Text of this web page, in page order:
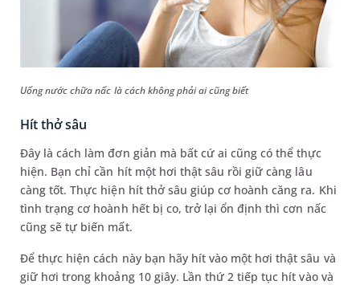
Uống nước chữa nấc là cách không phải ai cũng biết
Hít thở sâu
Đây là cách làm đơn giản mà bất cứ ai cũng có thể thực
hiện. Bạn chỉ cần hít một hơi thật sâu rồi giữ càng lâu
càng tốt. Thực hiện hít thở sâu giúp cơ hoành căng ra. Khi
tình trạng cơ hoành hết bị co, trở lại ổn định thì cơn nấc
cũng sẽ tự biến mất.
Để thực hiện cách này bạn hãy hít vào một hơi thật sâu và
giữ hơi trong khoảng 10 giây. Lần thứ 2 tiếp tục hít vào và